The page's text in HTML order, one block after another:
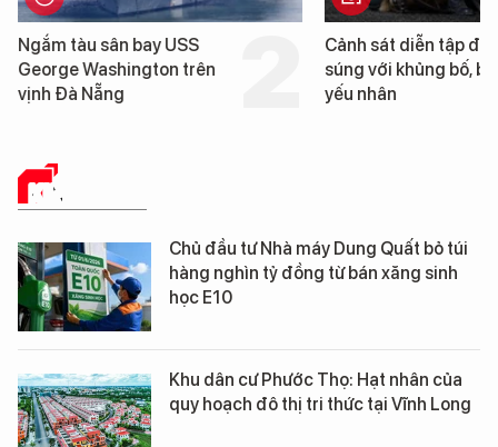
Cảnh sát diễn tập đấu
súng với khủng bố, bảo vệ
yếu nhân
Hình ảnh đầu
tàu sân bay
Washington
KINH TẾ SỐ
Chủ đầu tư Nhà máy Dung Quất bỏ túi
hàng nghìn tỷ đồng từ bán xăng sinh
học E10
Khu dân cư Phước Thọ: Hạt nhân của
quy hoạch đô thị tri thức tại Vĩnh Long